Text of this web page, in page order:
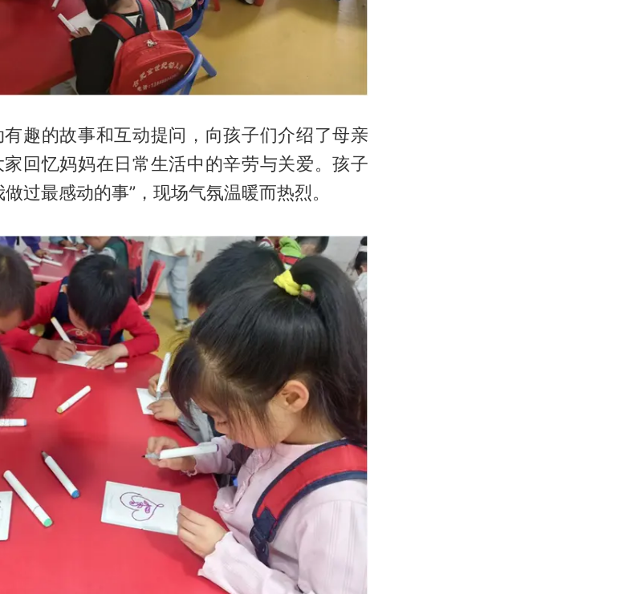
趣的故事和互动提问，向孩子们介绍了母亲
回忆妈妈在日常生活中的辛劳与关爱。孩子
过最感动的事”，现场气氛温暖而热烈。